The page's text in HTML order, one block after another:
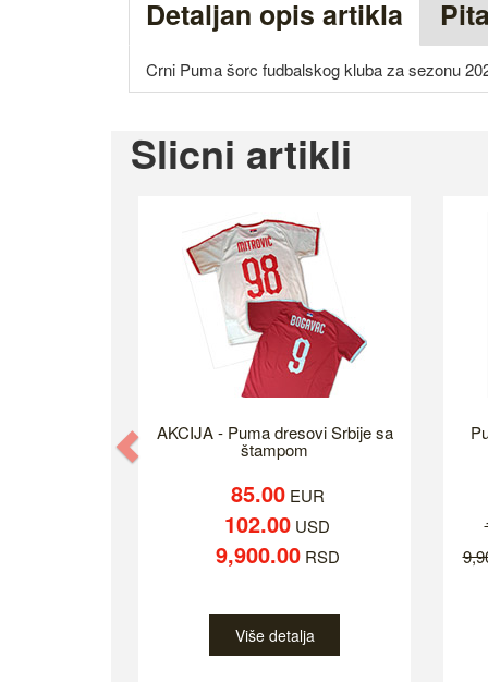
Detaljan opis artikla
Crni Puma šorc fudbalskog kluba za sezonu
Slicni artikli
AKCIJA - Puma dresovi Srbije sa
štampom
85.00EUR
102.00 USD
9,900.00RSD
Više detalja
Previous